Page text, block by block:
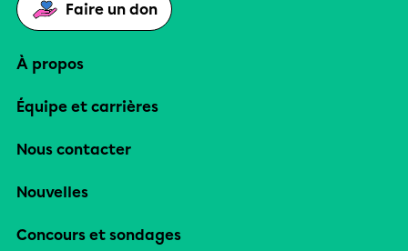
Faire un don
À propos
Équipe et carrières
Nous contacter
Nouvelles
Concours et sondages